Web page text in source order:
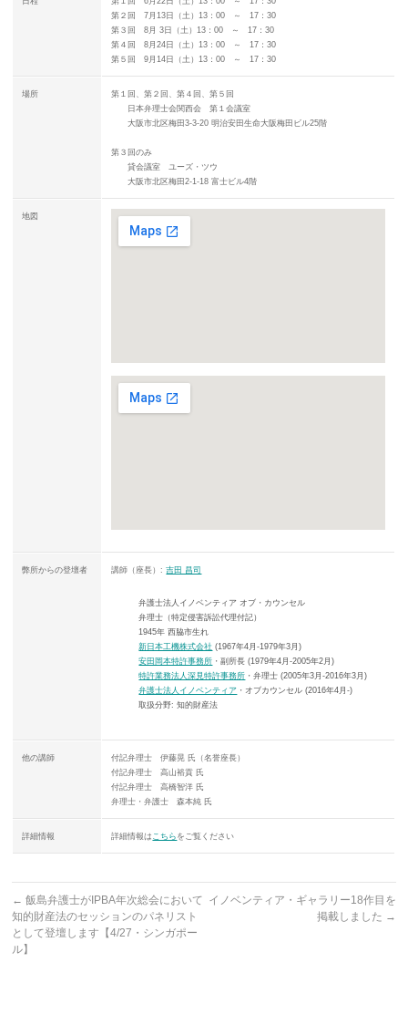
第２回 7月13日（土）13：00 ～ 17：30
第３回 8月 3日（土）13：00 ～ 17：30
第４回 8月24日（土）13：00 ～ 17：30
第５回 9月14日（土）13：00 ～ 17：30
場所
第１回、第２回、第４回、第５回
日本弁理士会関西会 第１会議室
大阪市北区梅田3-3-20 明治安田生命大阪梅田ビル25階
第３回のみ
貸会議室 ユーズ・ツウ
大阪市北区梅田2-1-18 富士ビル4階
地図
弊所からの登壇者 講師（座長）:吉田 昌司
弁護士法人イノベンティア オブ・カウンセル
弁理士（特定侵害訴訟代理付記）
1945年 西脇市生れ
新日本工機株式会社 (1967年4月-1979年3月)
安田岡本特許事務所 ・副所長 (1979年4月-2005年2月)
特許業務法人深見特許事務所 ・弁理士 (2005年3月-2016年3月)
弁護士法人イノベンティア ・オブカウンセル (2016年4月-)
取扱分野: 知的財産法
他の講師
付記弁理士 伊藤晃 氏（名誉座長）
付記弁理士 高山裕貢 氏
付記弁理士 高橋智洋 氏
弁理士・弁護士 森本純 氏
詳細情報 詳細情報は こちら をご覧ください
← 飯島弁護士がIPBA年次総会において
知的財産法のセッションのパネリスト
として登壇します【4/27・シンガポー
ル】
イノベンティア・ギャラリー18作目を
掲載しました →